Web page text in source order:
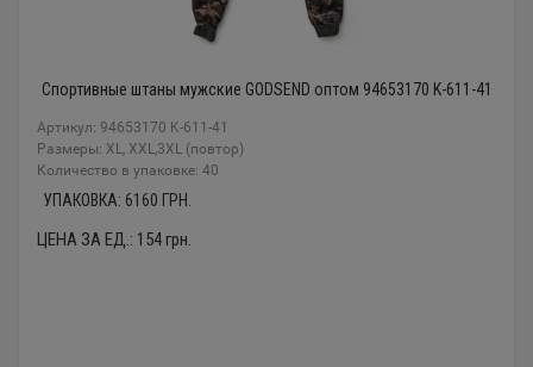
Спортивные штаны мужские GODSEND оптом 94653170 K-611-41
Артикул: 94653170 K-611-41
Размеры: XL, XXL,3XL (повтор)
Количество в упаковке: 40
УПАКОВКА: 6160 ГРН.
ЦЕНА ЗА ЕД.: 154грн.